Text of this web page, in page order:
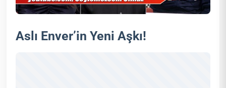
Aslı Enver’in Yeni Aşkı!